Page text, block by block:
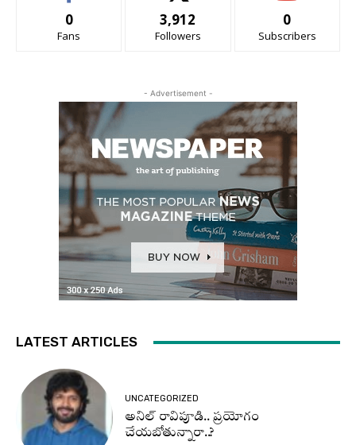
0
Fans
3,912
Followers
0
Subscribers
- Advertisement -
LATEST ARTICLES
UNCATEGORIZED
అనిల్ రావిపూడి.. ప్రయోగం
చేయబోతున్నారా..?